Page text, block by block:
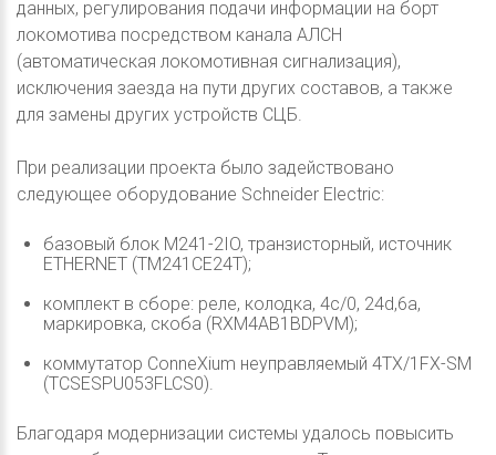
данных, регулирования подачи информации на борт
локомотива посредством канала АЛСН
(автоматическая локомотивная сигнализация),
исключения заезда на пути других составов, а также
для замены других устройств СЦБ.
При реализации проекта было задействовано
следующее оборудование Schneider Electric:
базовый блок M241-2IO, транзисторный, источник
ETHERNET (TM241CE24T);
комплект в сборе: реле, колодка, 4с/0, 24d,6a,
маркировка, скоба (RXM4AB1BDPVM);
коммутатор ConneXium неуправляемый 4TX/1FX-SM
(TCSESPU053FLCS0).
Благодаря модернизации системы удалось повысить